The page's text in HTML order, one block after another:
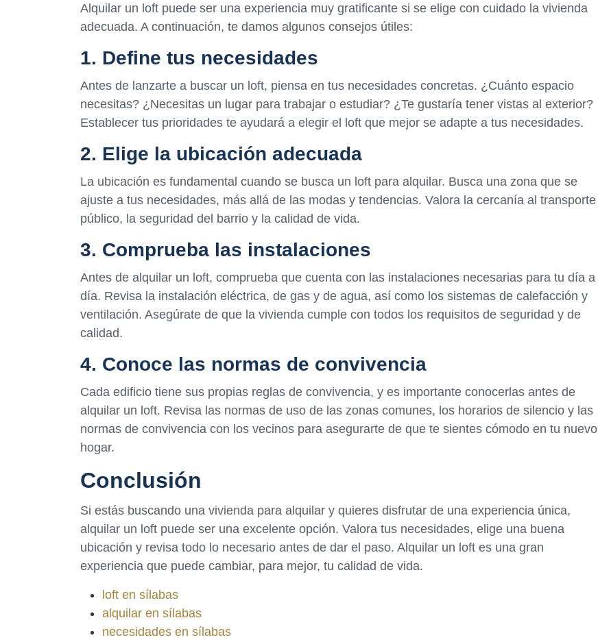
Alquilar un loft puede ser una experiencia muy gratificante si se elige con cuidado la vivienda
adecuada. A continuación, te damos algunos consejos útiles:
1. Define tus necesidades
Antes de lanzarte a buscar un loft, piensa en tus necesidades concretas. ¿Cuánto espacio
necesitas? ¿Necesitas un lugar para trabajar o estudiar? ¿Te gustaría tener vistas al exterior?
Establecer tus prioridades te ayudará a elegir el loft que mejor se adapte a tus necesidades.
2. Elige la ubicación adecuada
La ubicación es fundamental cuando se busca un loft para alquilar. Busca una zona que se
ajuste a tus necesidades, más allá de las modas y tendencias. Valora la cercanía al transporte
público, la seguridad del barrio y la calidad de vida.
3. Comprueba las instalaciones
Antes de alquilar un loft, comprueba que cuenta con las instalaciones necesarias para tu día a
día. Revisa la instalación eléctrica, de gas y de agua, así como los sistemas de calefacción y
ventilación. Asegúrate de que la vivienda cumple con todos los requisitos de seguridad y de
calidad.
4. Conoce las normas de convivencia
Cada edificio tiene sus propias reglas de convivencia, y es importante conocerlas antes de
alquilar un loft. Revisa las normas de uso de las zonas comunes, los horarios de silencio y las
normas de convivencia con los vecinos para asegurarte de que te sientes cómodo en tu nuevo
hogar.
Conclusión
Si estás buscando una vivienda para alquilar y quieres disfrutar de una experiencia única,
alquilar un loft puede ser una excelente opción. Valora tus necesidades, elige una buena
ubicación y revisa todo lo necesario antes de dar el paso. Alquilar un loft es una gran
experiencia que puede cambiar, para mejor, tu calidad de vida.
loft en sílabas
alquilar en sílabas
necesidades en sílabas